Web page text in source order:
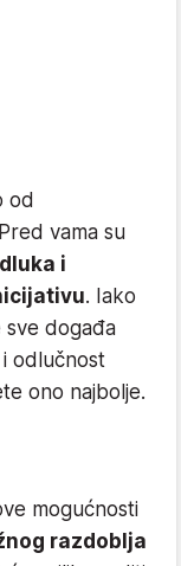
od
vama su
i
. Iako
sve događa
odlučnost
ono najbolje.
mogućnosti
razdoblja